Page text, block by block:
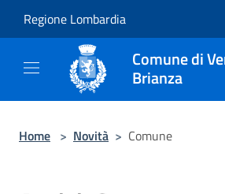
Regione Lombardia
Comune di
Brianza
Home > Novità > Comune